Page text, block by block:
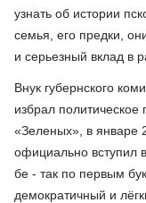
узнать об истории
семья, его предки,
и серьезный вклад в
Внук губернского
избрал
«Зеленых», в январе
официально вступил
бе - так по первым
демократичный и